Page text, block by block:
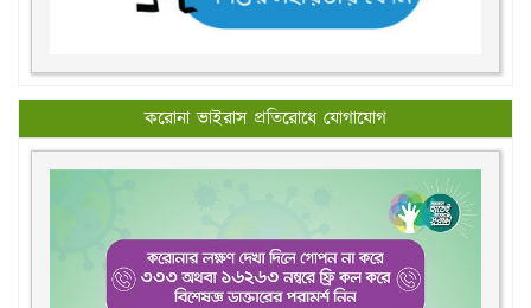
করোনা ভাইরাস প্রতিরোধে যোগাযোগ